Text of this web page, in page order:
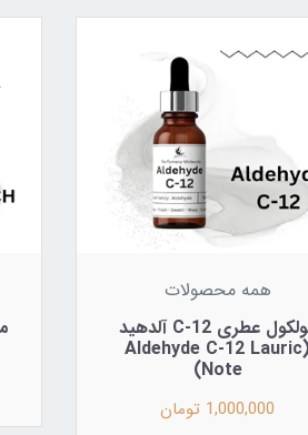
همه محصولات
مولکول عطری C-12 آلدهید
(Aldehyde C-12 Lauric
Note)
1,000,000 تومان